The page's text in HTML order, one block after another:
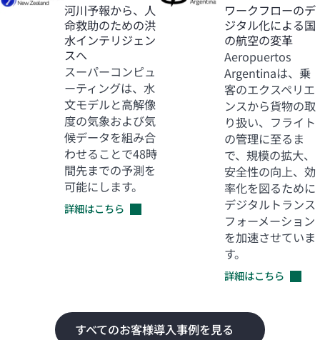
河川予報から、人
命救助のための洪
水インテリジェン
スへ
スーパーコンピュ
ーティングは、水
文モデルと高解像
度の気象および気
候データを組み合
わせることで48時
間先までの予測を
可能にします。
詳細はこちら
ワークフローのデ
ジタル化による国
の航空の変革
Aeropuertos
Argentinaは、乗
客のエクスペリエ
ンスから貨物の取
り扱い、フライト
の管理に至るま
で、規模の拡大、
安全性の向上、効
率化を図るために
デジタルトランス
フォーメーション
を加速させていま
す。
詳細はこちら
すべてのお客様導入事例を見る